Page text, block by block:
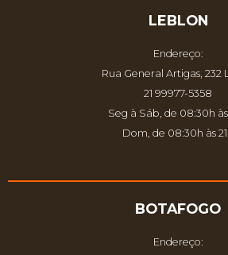
LEBLON
Endereço:
Rua General Artigas, 232
21 99977-5358
Seg à Sáb, de 08:30h
Dom, de 08:30h às
BOTAFOGO
Endereço: